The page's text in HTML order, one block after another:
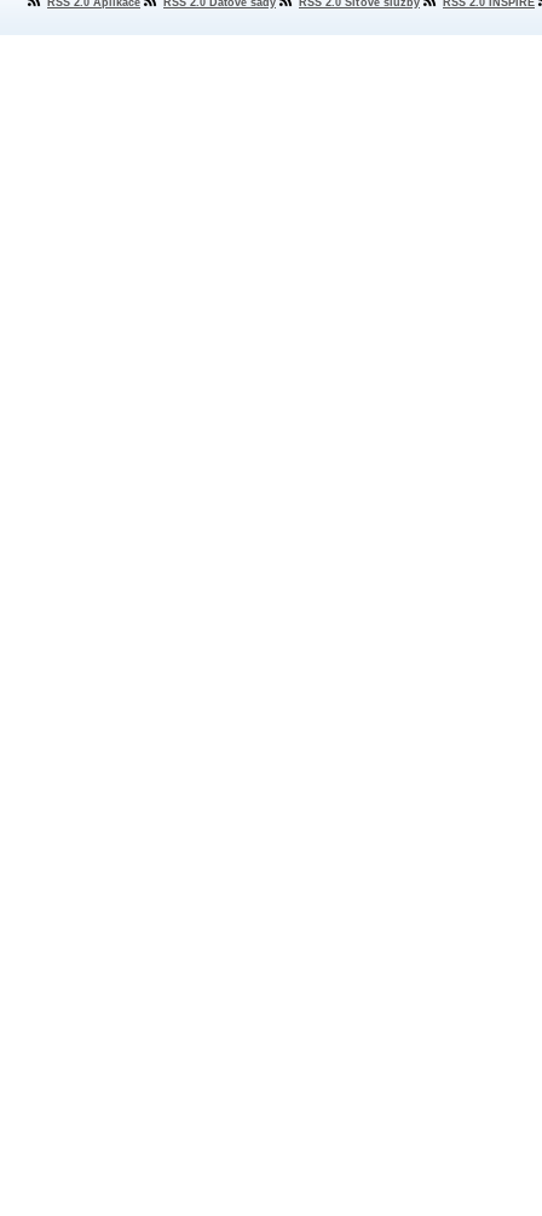
RSS 2.0 Aplikace RSS 2.0 Datové sady RSS 2.0 Síťové služby RSS 2.0 INSPIRE